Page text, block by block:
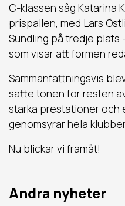
C-klassen såg Katarina
prispallen, med Lars
Sundling på tredje plats
som visar att formen
Sammanfattningsvis
satte tonen för resten
starka prestationer och
genomsyrar hela
Nu blickar vi framåt!
Andra nyheter